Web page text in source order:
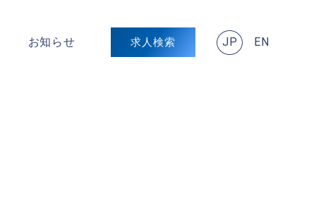
お知らせ 求人検索 JP EN